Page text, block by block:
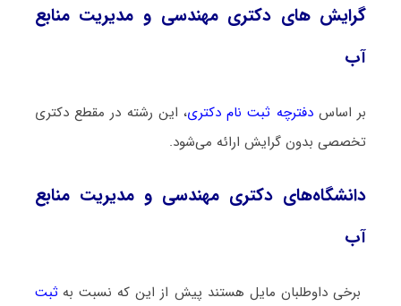
گرایش های دکتری مهندسی و مدیریت ﻣﻨﺎﺑﻊ
آب
بر اساسدفترچه ثبت نام دکتری، این رشته در مقطع دکتری
تخصصی بدون گرایش ارائه می‌شود.
دانشگاه‌های دکتری مهندسی و مدیریت ﻣﻨﺎﺑﻊ
آب
برخی داوطلبان مایل هستند پیش از این که نسبت به ثبت